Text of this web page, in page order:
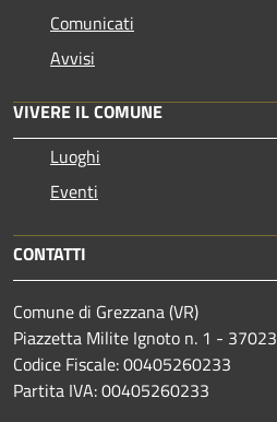
Comunicati
Avvisi
VIVERE IL COMUNE
Luoghi
Eventi
CONTATTI
Comune di Grezzana (VR)
Piazzetta Milite Ignoto n. 1 - 37023
Codice Fiscale: 00405260233
Partita IVA: 00405260233